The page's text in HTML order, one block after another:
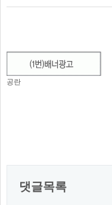
공란
댓글목록